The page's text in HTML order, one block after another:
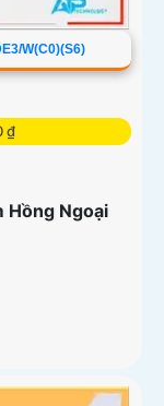
W(C0)(S6)
₫
Hồng Ngoại